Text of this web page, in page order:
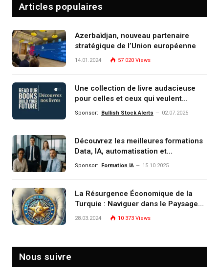
Articles populaires
Azerbaïdjan, nouveau partenaire
stratégique de l’Union européenne
14.01.2024 57 020 Views
Une collection de livre audacieuse
pour celles et ceux qui veulent
comprendre, investir et dominer le
Sponsor: Bullish Stock Alerts 02.07.2025
Découvrez les meilleures formations
Data, IA, automatisation et
investissement (gestion de
Sponsor: Formation IA 15.10.2025
La Résurgence Économique de la
Turquie : Naviguer dans le Paysage
Post-Crise
28.03.2024 10 373 Views
Nous suivre